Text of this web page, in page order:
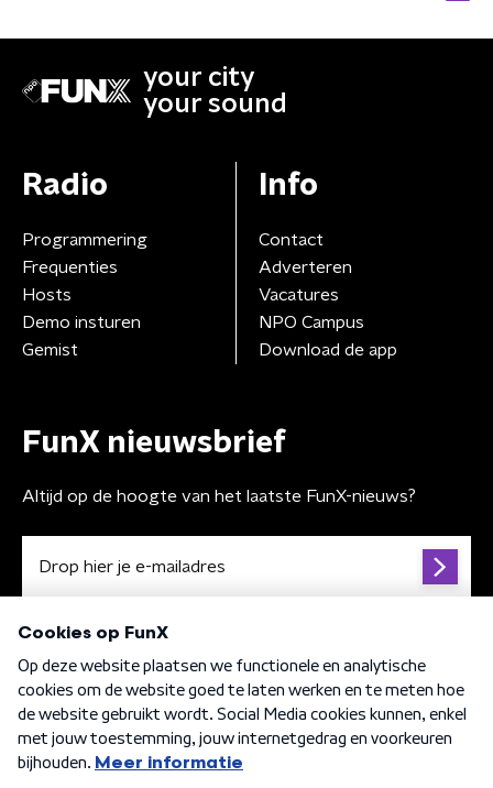
your city
your sound
Radio
Programmering
Frequenties
Hosts
Demo insturen
Gemist
Info
Contact
Adverteren
Vacatures
NPO Campus
Download de app
FunX nieuwsbrief
Altijd op de hoogte van het laatste FunX-nieuws?
Algemene voorwaarden Privacybeleid